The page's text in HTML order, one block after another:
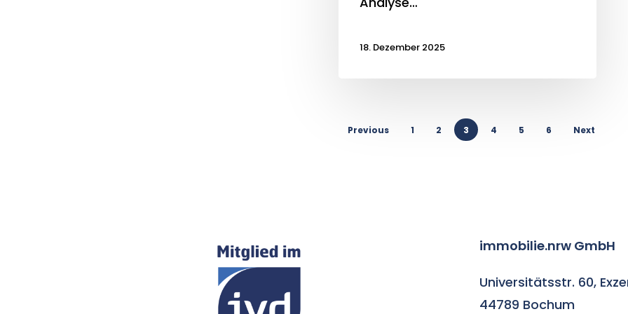
18. Dezember 2025
Previous 1 2 3 4 5 6 Next
immobilie.nrw GmbH
Universitätsstr. 60,
44789 Bochum